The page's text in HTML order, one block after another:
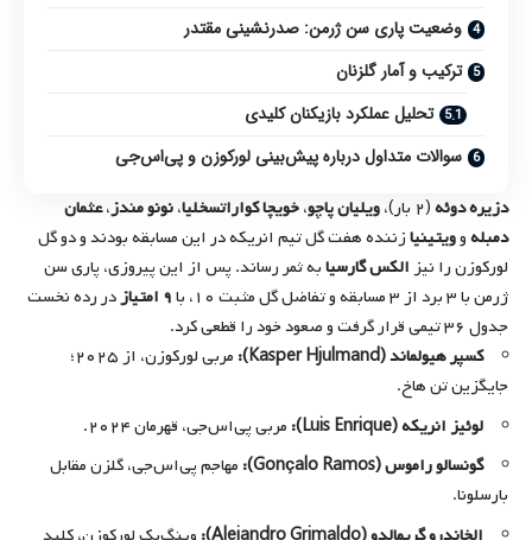
وضعیت پاری سن ژرمن: صدرنشینی مقتدر
ترکیب و آمار گلزنان
تحلیل عملکرد بازیکنان کلیدی
سوالات متداول درباره پیش‌بینی لورکوزن و پی‌اس‌جی
دزیره دوئه(۲ بار)، ویلیان پاچو،خویچا کواراتسخلیا،نونو مندز،عثمان
دمبلهوویتینیازننده هفت گل تیم انریکه در این مسابقه بودند و دو گل
لورکوزن را نیزالکس گارسیابه ثمر رساند. پس از این پیروزی، پاری سن
ژرمن با ۳ برد از ۳ مسابقه و تفاضل گل مثبت ۱۰، با
۹ امتیاز
در رده نخست
جدول ۳۶ تیمی قرار گرفت و صعود خود را قطعی کرد.
کسپر هیولماند (Kasper Hjulmand):
مربی لورکوزن، از ۲۰۲۵؛
جایگزین تن هاخ.
لوئیز انریکه (Luis Enrique):
مربی پی‌اس‌جی، قهرمان ۲۰۲۴.
گونسالو راموس (Gonçalo Ramos):
مهاجم پی‌اس‌جی، گلزن مقابل
بارسلونا.